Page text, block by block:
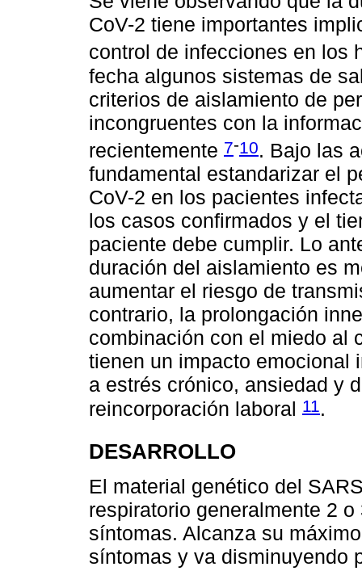
CoV-2 tiene importantes
control de infecciones en los
fecha algunos sistemas de
criterios de aislamiento de
incongruentes con la
recientemente 7-10. Bajo las
fundamental estandarizar el
CoV-2 en los pacientes
los casos confirmados y el
paciente debe cumplir. Lo
duración del aislamiento es
aumentar el riesgo de
contrario, la prolongación
combinación con el miedo al
tienen un impacto emocional
a estrés crónico, ansiedad y
reincorporación laboral 11.
DESARROLLO
El material genético del
respiratorio generalmente 2
síntomas. Alcanza su
síntomas y va disminuyendo